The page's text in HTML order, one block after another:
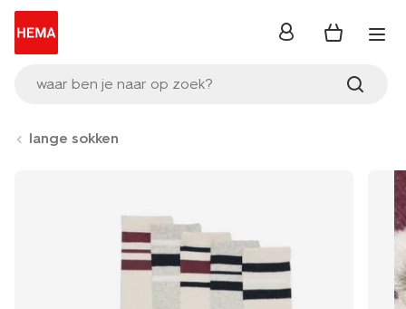
waar ben je naar op zoek?
inloggen
lange sokken